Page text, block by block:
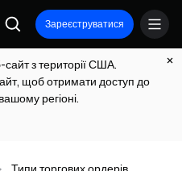
Зареєструватися
з території США.
щоб отримати доступ до
регіоні.